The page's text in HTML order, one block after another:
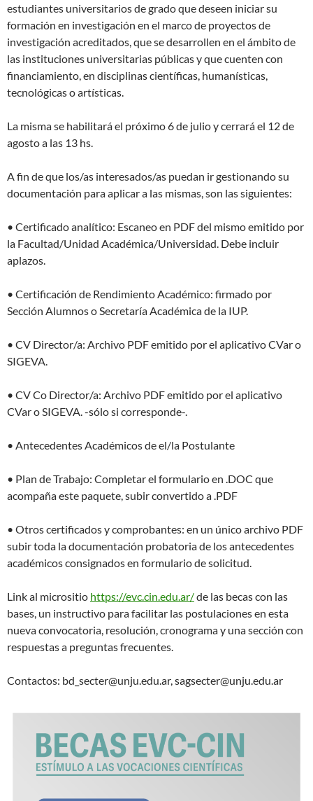
estudiantes universitarios de grado que deseen iniciar su
formación en investigación en el marco de proyectos de
investigación acreditados, que se desarrollen en el ámbito de
las instituciones universitarias públicas y que cuenten con
financiamiento, en disciplinas científicas, humanísticas,
tecnológicas o artísticas.
La misma se habilitará el próximo 6 de julio y cerrará el 12 de
agosto a las 13 hs.
A fin de que los/as interesados/as puedan ir gestionando su
documentación para aplicar a las mismas, son las siguientes:
• Certificado analítico: Escaneo en PDF del mismo emitido por
la Facultad/Unidad Académica/Universidad. Debe incluir
aplazos.
• Certificación de Rendimiento Académico: firmado por
Sección Alumnos o Secretaría Académica de la IUP.
• CV Director/a: Archivo PDF emitido por el aplicativo CVar o
SIGEVA.
• CV Co Director/a: Archivo PDF emitido por el aplicativo
CVar o SIGEVA. -sólo si corresponde-.
• Antecedentes Académicos de el/la Postulante
• Plan de Trabajo: Completar el formulario en .DOC que
acompaña este paquete, subir convertido a .PDF
• Otros certificados y comprobantes: en un único archivo PDF
subir toda la documentación probatoria de los antecedentes
académicos consignados en formulario de solicitud.
Link al micrositio https://evc.cin.edu.ar/de las becas con las
bases, un instructivo para facilitar las postulaciones en esta
nueva convocatoria, resolución, cronograma y una sección con
respuestas a preguntas frecuentes.
Contactos: bd_secter@unju.edu.ar, sagsecter@unju.edu.ar